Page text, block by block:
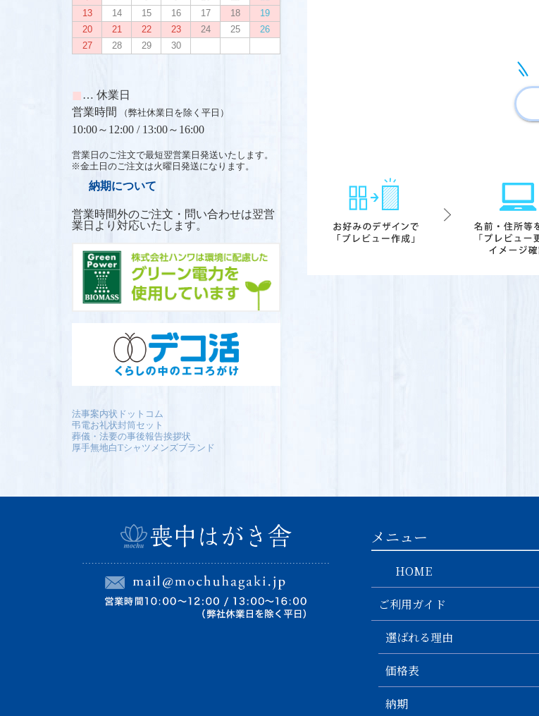
■… 休業日
営業時間
（弊社休業日を除く平日）
10:00～12:00 /13:00～16:00
営業日のご注文で最短翌営業日発送いたします。
※金土日のご注文は火曜日発送になります。
納期について
営業時間外のご注文・問い合わせは翌営
業日より対応いたします。
法事案内状ドットコム
弔電お礼状封筒セット
葬儀・法要の事後報告挨拶状
厚手無地白Tシャツメンズブランド
メニュー
HOME
ご利用ガイド
選ばれる理由
価格表
納期